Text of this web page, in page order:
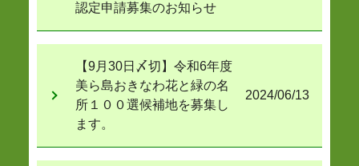
認定申請募集のお知らせ
【9月30日〆切】令和6年度
美ら島おきなわ花と緑の名
所１００選候補地を募集し
ます。
2024/06/13